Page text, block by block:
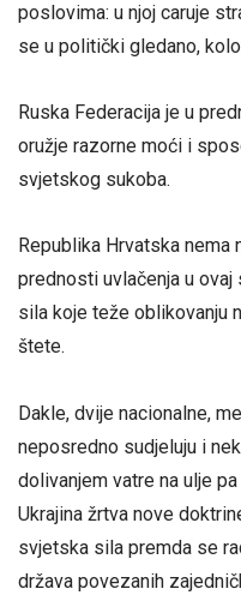
poslovima: u njoj caruje
se u politički gledano,
Ruska Federacija je u
oružje razorne moći i
svjetskog sukoba.
Republika Hrvatska
prednosti uvlačenja u
sila koje teže oblikovanju
štete.
Dakle, dvije nacionalne,
neposredno sudjeluju i
dolivanjem vatre na ulje
Ukrajina žrtva nove
svjetska sila premda se
država povezanih